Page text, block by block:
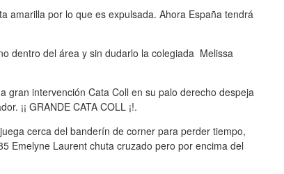
amarilla por lo que es expulsada. Ahora España tendrá
dentro del área y sin dudarlo la colegiada Melissa
gran intervención Cata Coll en su palo derecho despeja
¡¡ GRANDE CATA COLL ¡!.
cerca del banderín de corner para perder tiempo,
Emelyne Laurent chuta cruzado pero por encima del